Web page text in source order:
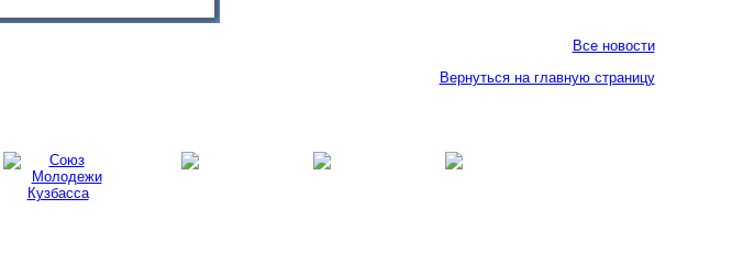
Все новости
Вернуться на главную страницу